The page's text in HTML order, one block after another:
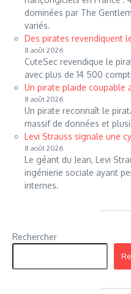
dominées par The
variés.
Des pirates revendiquent
8 août 2026
CuteSec revendique le
avec plus de 14 500
Un pirate plaide coupable
8 août 2026
Un pirate reconnaît le
massif de données et
Levi Strauss signale une
8 août 2026
Le géant du Jean, Levi
ingénierie sociale ayant
internes.
Rechercher